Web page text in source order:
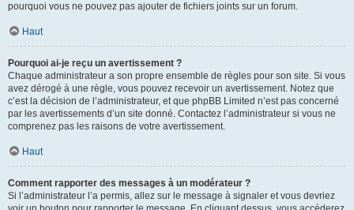
pourquoi vous ne pouvez pas ajouter de fichiers joints sur un forum.
Haut
Pourquoi ai-je reçu un avertissement ?
Chaque administrateur a son propre ensemble de règles pour son site. Si vous
avez dérogé à une règle, vous pouvez recevoir un avertissement. Notez que
c’est la décision de l’administrateur, et que phpBB Limited n’est pas concerné
par les avertissements d’un site donné. Contactez l’administrateur si vous ne
comprenez pas les raisons de votre avertissement.
Haut
Comment rapporter des messages à un modérateur ?
Si l’administrateur l’a permis, allez sur le message à signaler et vous devriez